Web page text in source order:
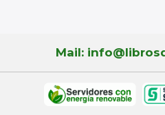
Mail: